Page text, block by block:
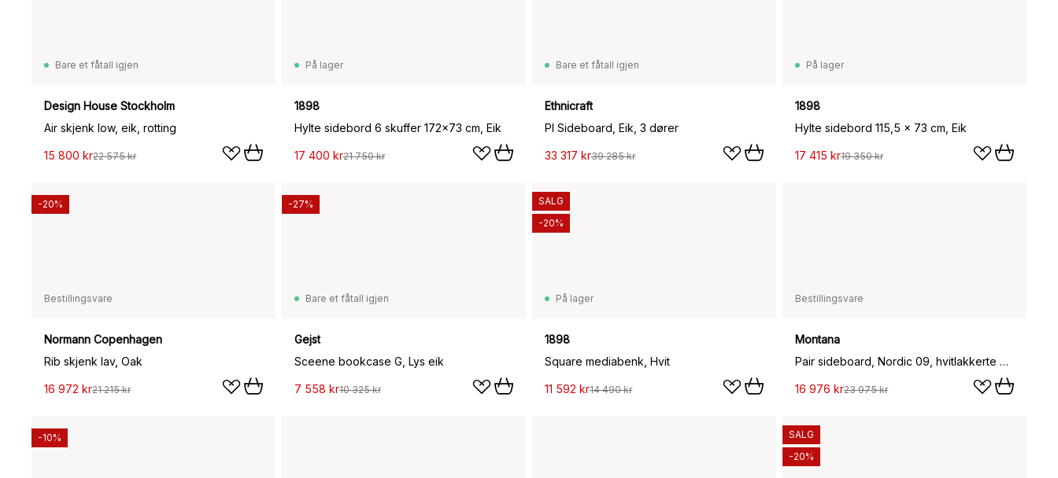
Bare et fåtall igjen
Design House Stockholm
Air skjenk low, eik, rotting
15 800 kr22 575 kr
På lager
1898
Hylte sidebord 6 skuffer 172x73 cm, Eik
17 400 kr21 750 kr
Bare et fåtall igjen
Ethnicraft
PI Sideboard, Eik, 3 dører
33 317 kr39 285 kr
På lager
1898
Hylte sidebord 115,5 x 73 cm, Eik
17 415 kr19 350 kr
Bestillingsvare
Normann Copenhagen
Rib skjenk lav, Oak
16 972 kr21 215 kr
-20%
Bare et fåtall igjen
Gejst
Sceene bookcase G, Lys eik
7 558 kr10 325 kr
-27%
På lager
1898
Square mediabenk, Hvit
11 592 kr14 490 kr
SALG
-20%
Bestillingsvare
Montana
Pair sideboard, Nordic 09, hvitlakkerte ben
16 976 kr23 975 kr
-10%
SALG
-20%